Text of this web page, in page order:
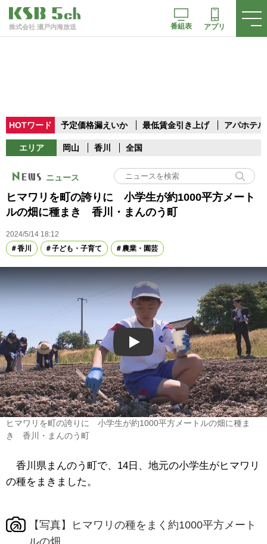
株式会社 瀬戸内海放送 番組表 アプリ
HOTワード 予定価格漏えいか 最低賃金引き上げ アパホテル
エリア 岡山 香川 全国
ニュース
ヒマワリを町の誇りに 小学生が約1000平方メート
ルの畑に種まき 香川・まんのう町
2024/5/14 18:12
香川
子ども・子育て 農業・園芸
Play
ヒマワリを町の誇りに 小学生が約1000平方メートルの畑に種ま
き 香川・まんのう町
香川県まんのう町で、14日、地元の小学生がヒマワリ
の種をまきました。
【写真】ヒマワリの種をまく約1000平方メート
ルの畑